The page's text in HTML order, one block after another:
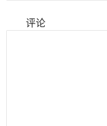
评论